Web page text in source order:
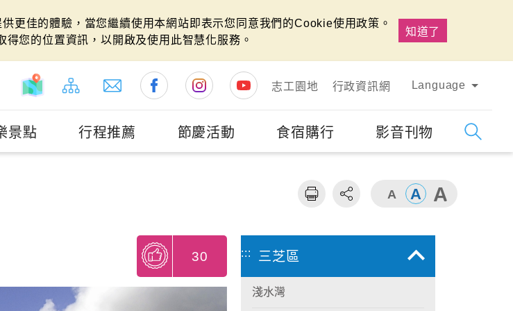
更佳的體驗，當您繼續使用本網站即表示您同意我們的Cookie使用政策。
您的位置資訊，以開啟及使用此智慧化服務。
知道了
志工園地
行政資訊網 Language
景點 行程推薦 節慶活動 食宿購行 影音刊物
30 ::: 三芝區
淺水灣